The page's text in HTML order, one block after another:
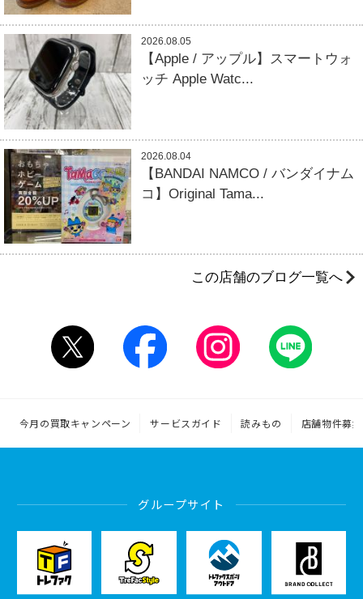
2026.08.05
【Apple / アップル】スマートウォ
ッチ Apple Watc...
2026.08.04
【BANDAI NAMCO / バンダイナム
コ】Original Tama...
この店舗のブログ一覧へ
今月の買取キャンペーン サービスガイド 読みもの 店舗物件募集
グループサイト